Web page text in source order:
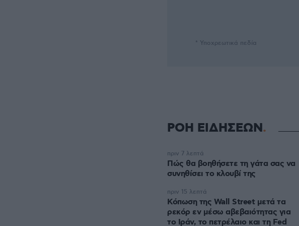
* Υποχρεωτικά πεδία
ΡΟΗ ΕΙΔΗΣΕΩΝ
Πώς θα βοηθήσετε τη γάτα σας να
συνηθίσει το κλουβί της
πριν 7 λεπτά
Κόπωση της Wall Street μετά τα
ρεκόρ εν μέσω αβεβαιότητας για
το Ιράν, το πετρέλαιο και τη Fed
πριν 15 λεπτά